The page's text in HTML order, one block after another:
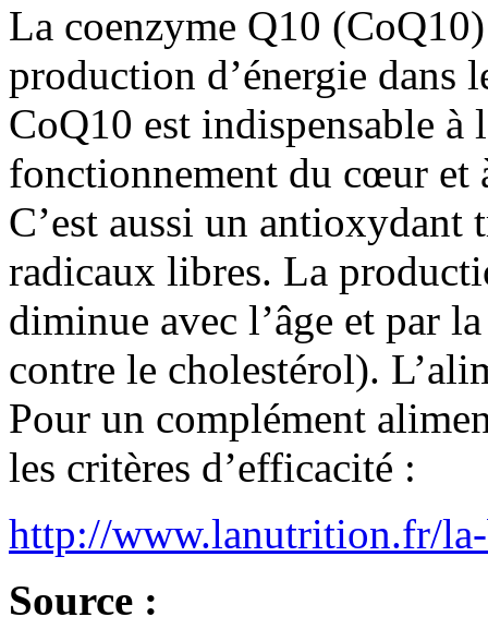
La coenzyme Q10
production d’énergie dans
CoQ10 est indispensable
fonctionnement du cœur et
C’est aussi un antioxydant
radicaux libres. La
diminue avec l’âge et par
contre le cholestérol).
Pour un complément
les critères d’efficacité :
http://www.lanutrition.fr/
Source :